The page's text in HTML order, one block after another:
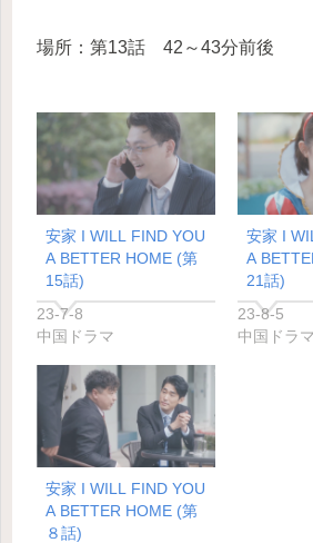
場所：第13話 42～43分前後
安家 I WILL FIND YOU
A BETTER HOME (第
15話)
23-7-8
中国ドラマ
安家 I
A
21話)
23-8-5
中国ドラマ
安家 I WILL FIND YOU
A BETTER HOME (第
８話)